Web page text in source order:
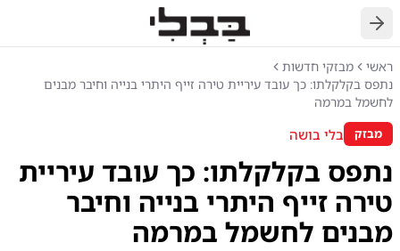
חזרה
ראשי
מבזקי חדשות
נתפס בקלקלתו: כך עובד עיריית טירה זייף היתרי בנייה וחיבר מבנים
לחשמל במרמה
מבזק בלי בושה
נתפס בקלקלתו: כך עובד עיריית
טירה זייף היתרי בנייה וחיבר
מבנים לחשמל במרמה